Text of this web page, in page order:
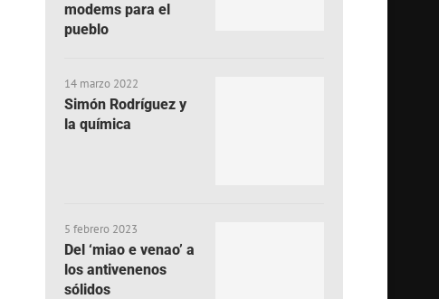
modems para el
pueblo
14 marzo 2022
Simón Rodríguez y
la química
5 febrero 2023
Del ‘miao e venao’ a
los antivenenos
sólidos